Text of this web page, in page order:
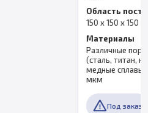
Область построения
Различные порошковые металлы и
(сталь, титан, никелевые,
медные сплавы). Размер гранул – 45-